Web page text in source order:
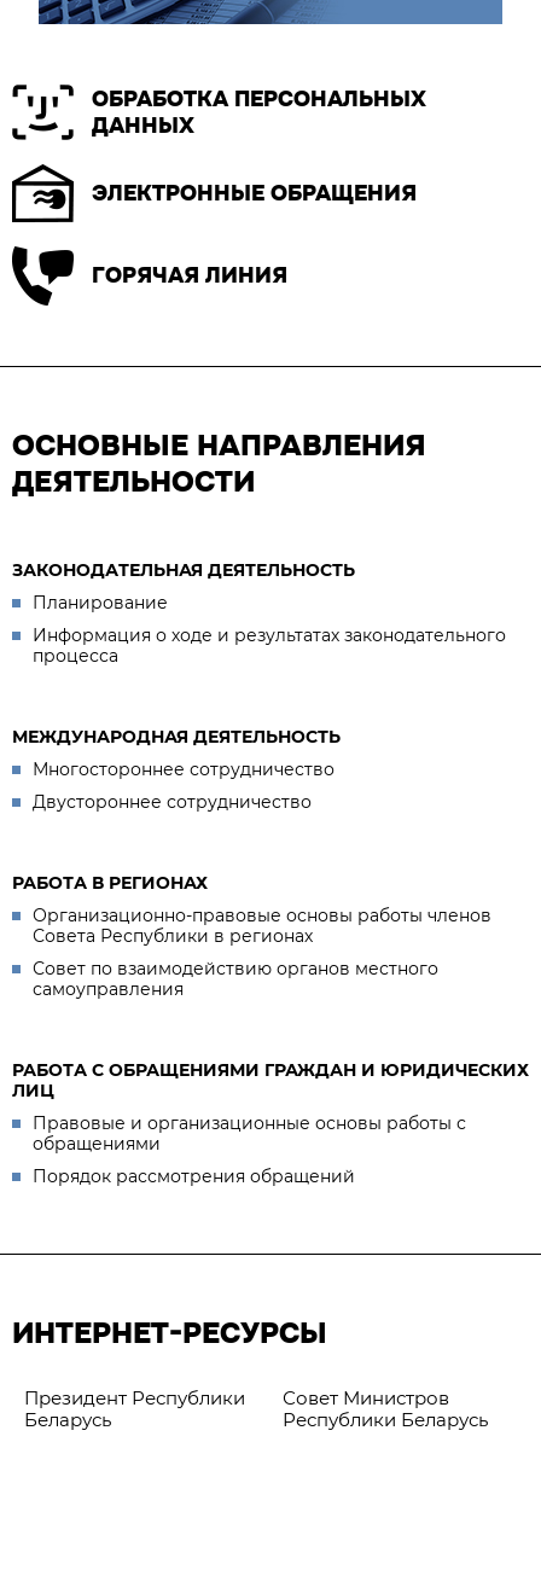
ОБРАБОТКА ПЕРСОНАЛЬНЫХ
ДАННЫХ
ЭЛЕКТРОННЫЕ ОБРАЩЕНИЯ
ГОРЯЧАЯ ЛИНИЯ
ОСНОВНЫЕ НАПРАВЛЕНИЯ
ДЕЯТЕЛЬНОСТИ
ЗАКОНОДАТЕЛЬНАЯ ДЕЯТЕЛЬНОСТЬ
Планирование
Информация о ходе и результатах законодательного
процесса
МЕЖДУНАРОДНАЯ ДЕЯТЕЛЬНОСТЬ
Многостороннее сотрудничество
Двустороннее сотрудничество
РАБОТА В РЕГИОНАХ
Организационно-правовые основы работы членов
Совета Республики в регионах
Совет по взаимодействию органов местного
самоуправления
РАБОТА С ОБРАЩЕНИЯМИ ГРАЖДАН И ЮРИДИЧЕСКИХ
ЛИЦ
Правовые и организационные основы работы с
обращениями
Порядок рассмотрения обращений
ИНТЕРНЕТ-РЕСУРСЫ
Президент Республики
Беларусь
Совет Министров
Республики Беларусь